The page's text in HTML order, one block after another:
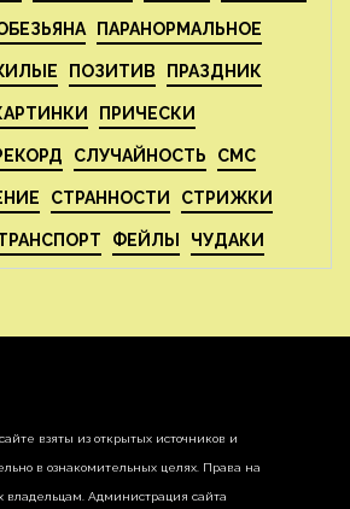
ПАРАНОРМАЛЬНОЕ
ПОЗИТИВ ПРАЗДНИК
ПРИЧЕСКИ
СЛУЧАЙНОСТЬ СМС
СТРАННОСТИ СТРИЖКИ
ФЕЙЛЫ ЧУДАКИ
взяты из открытых источников и
в ознакомительных целях. Права на
Администрация сайта